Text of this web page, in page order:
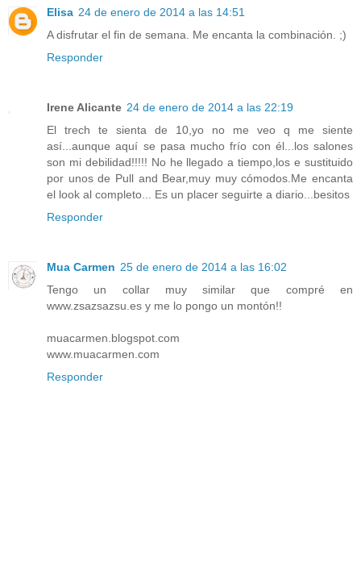
Elisa 24 de enero de 2014 a las 14:51
A disfrutar el fin de semana. Me encanta la combinación. ;)
Responder
Irene Alicante 24 de enero de 2014 a las 22:19
El trech te sienta de 10,yo no me veo q me siente
así...aunque aquí se pasa mucho frío con él...los salones
son mi debilidad!!!!! No he llegado a tiempo,los e sustituido
por unos de Pull and Bear,muy muy cómodos.Me encanta
el look al completo... Es un placer seguirte a diario...besitos
Responder
Mua Carmen 25 de enero de 2014 a las 16:02
Tengo un collar muy similar que compré en
www.zsazsazsu.es y me lo pongo un montón!!
muacarmen.blogspot.com
www.muacarmen.com
Responder